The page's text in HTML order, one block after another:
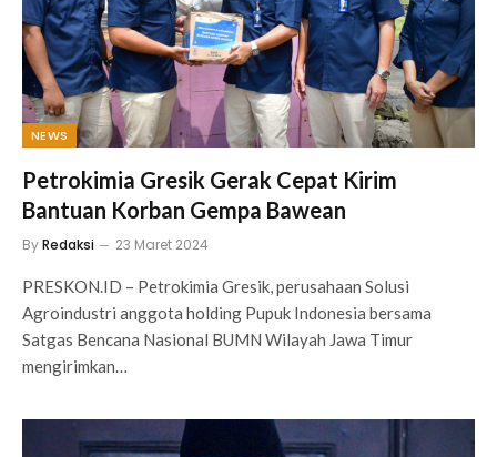
NEWS
Petrokimia Gresik Gerak Cepat Kirim
Bantuan Korban Gempa Bawean
ByRedaksi 23 Maret 2024
PRESKON.ID – Petrokimia Gresik, perusahaan Solusi
Agroindustri anggota holding Pupuk Indonesia bersama
Satgas Bencana Nasional BUMN Wilayah Jawa Timur
mengirimkan…